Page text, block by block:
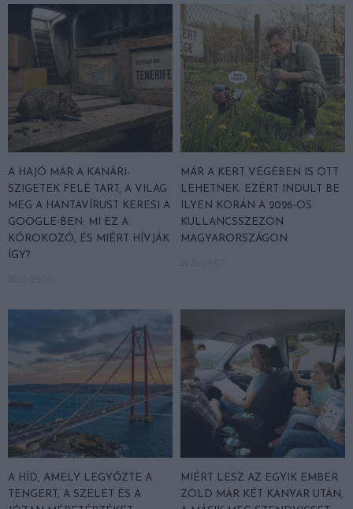
A HAJÓ MÁR A KANÁRI-
SZIGETEK FELÉ TART, A VILÁG
MEG A HANTAVÍRUST KERESI A
GOOGLE-BEN: MI EZ A
KÓROKOZÓ, ÉS MIÉRT HÍVJÁK
ÍGY?
MÁR A KERT VÉGÉBEN IS OTT
LEHETNEK: EZÉRT INDULT BE
ILYEN KORÁN A 2026-OS
KULLANCSSZEZON
MAGYARORSZÁGON
A HÍD, AMELY LEGYŐZTE A
TENGERT, A SZELET ÉS A
MIÉRT LESZ AZ EGYIK EMBER
ZÖLD MÁR KÉT KANYAR UTÁN,